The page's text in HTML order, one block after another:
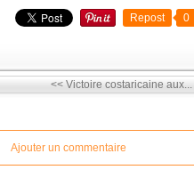
Repost 0
<< Victoire costaricaine aux...
Ajouter un commentaire